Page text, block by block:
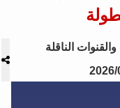
الناقلة
2026/